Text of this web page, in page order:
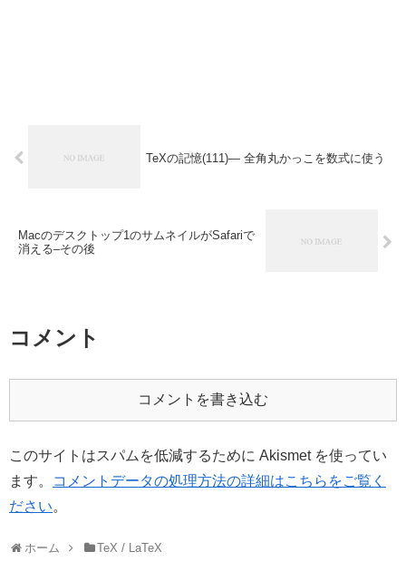
TeXの記憶(111)— 全角丸かっこを数式に使う
Macのデスクトップ1のサムネイルがSafariで
消える–その後
コメント
コメントを書き込む
このサイトはスパムを低減するために Akismet を使ってい
ます。
コメントデータの処理方法の詳細はこちらをご覧く
ださい。
ホーム TeX / LaTeX